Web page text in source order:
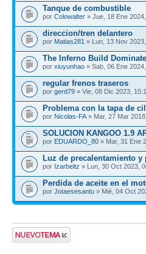
Tanque de combustible
por Colowalter » Jue, 18 Ene
direccion/tren delantero
por Matias281 » Lun, 13 Nov
The Inferno Build
por xiuyunhao » Sab, 06 Ene
regular frenos traseros
por gerd79 » Vie, 08 Dic 2023,
Problema con la tapa de
por Nicolas-FA » Mar, 27 Mar
SOLUCION KANGOO 1.9
por EDUARDO_80 » Mar, 31 Ene
Luz de precalentamiento
por Izarbeltz » Lun, 30 Oct 2023,
Perdida de aceite en el
por Jotaesesantu » Mié, 04 Oct
Publicar un nuevo
tema